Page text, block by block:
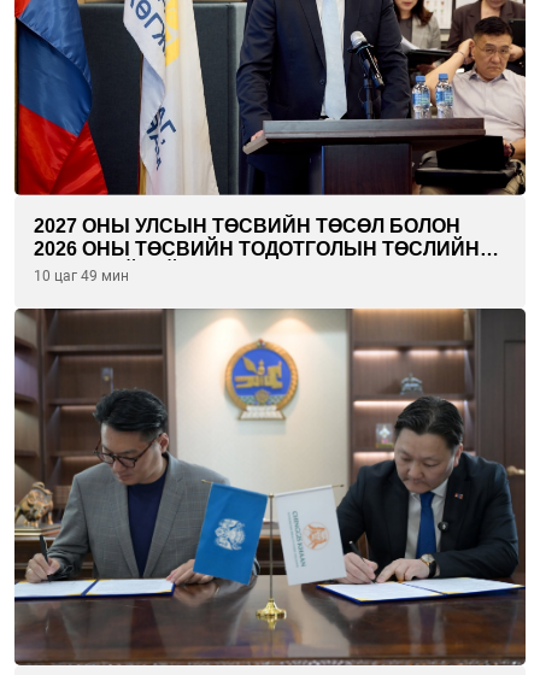
2027 ОНЫ УЛСЫН ТӨСВИЙН ТӨСӨЛ БОЛОН
2026 ОНЫ ТӨСВИЙН ТОДОТГОЛЫН ТӨСЛИЙН
ОЛОН НИЙТИЙН ХЭЛЭЛЦҮҮЛЭГ БОЛЛОО
10 цаг 49 мин